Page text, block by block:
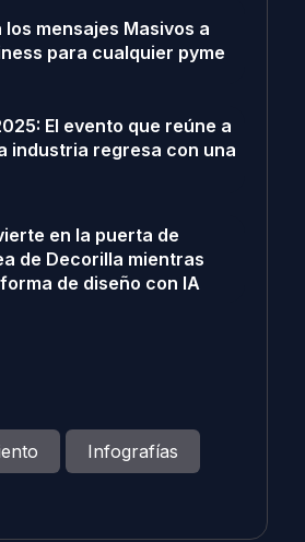
mensajes Masivos a
para cualquier pyme
El evento que reúne a
industria regresa con una
en la puerta de
de Decorilla mientras
de diseño con IA
Infografías